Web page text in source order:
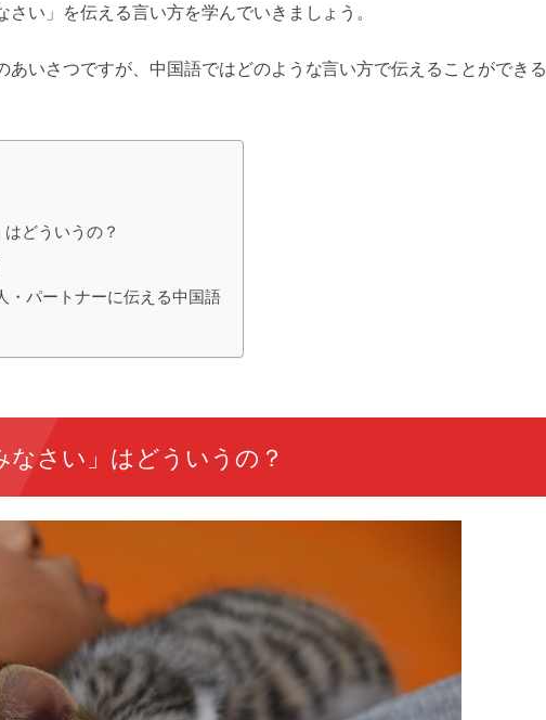
い」を伝える言い方を学んでいきましょう。
あいさつですが、中国語ではどのような言い方で伝えることができる
どういうの？
パートナーに伝える中国語
なさい」はどういうの？